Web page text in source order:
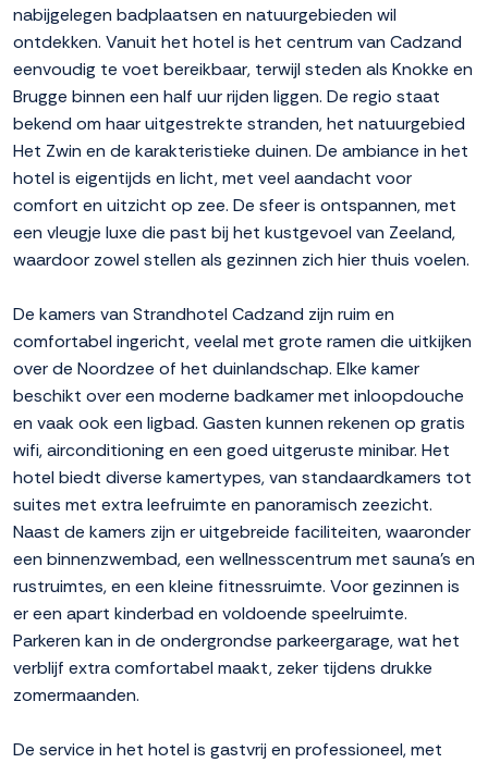
nabijgelegen badplaatsen en natuurgebieden wil
ontdekken. Vanuit het hotel is het centrum van Cadzand
eenvoudig te voet bereikbaar, terwijl steden als Knokke en
Brugge binnen een half uur rijden liggen. De regio staat
bekend om haar uitgestrekte stranden, het natuurgebied
Het Zwin en de karakteristieke duinen. De ambiance in het
hotel is eigentijds en licht, met veel aandacht voor
comfort en uitzicht op zee. De sfeer is ontspannen, met
een vleugje luxe die past bij het kustgevoel van Zeeland,
waardoor zowel stellen als gezinnen zich hier thuis voelen.
De kamers van Strandhotel Cadzand zijn ruim en
comfortabel ingericht, veelal met grote ramen die uitkijken
over de Noordzee of het duinlandschap. Elke kamer
beschikt over een moderne badkamer met inloopdouche
en vaak ook een ligbad. Gasten kunnen rekenen op gratis
wifi, airconditioning en een goed uitgeruste minibar. Het
hotel biedt diverse kamertypes, van standaardkamers tot
suites met extra leefruimte en panoramisch zeezicht.
Naast de kamers zijn er uitgebreide faciliteiten, waaronder
een binnenzwembad, een wellnesscentrum met sauna's en
rustruimtes, en een kleine fitnessruimte. Voor gezinnen is
er een apart kinderbad en voldoende speelruimte.
Parkeren kan in de ondergrondse parkeergarage, wat het
verblijf extra comfortabel maakt, zeker tijdens drukke
zomermaanden.
De service in het hotel is gastvrij en professioneel, met